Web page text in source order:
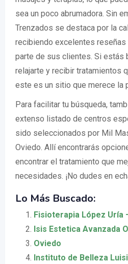
sea un poco abrumadora. Sin
Trenzados se destaca por la
recibiendo excelentes
parte de sus clientes. Si estás
relajarte y recibir tratamientos
este es un sitio que merece la
Para facilitar tu búsqueda,
extenso listado de centros
sido seleccionados por Mil
Oviedo. Allí encontrarás
encontrar el tratamiento que
necesidades. ¡No dudes en
Lo Más Buscado:
Fisioterapia López Uría
Isis Estetica Avanzada
Oviedo
Instituto de Belleza